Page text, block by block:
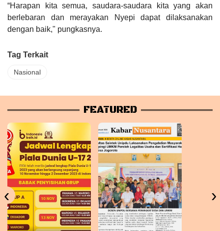
“Harapan kita semua, saudara-saudara kita yang akan
berlebaran dan merayakan Nyepi dapat dilaksanakan
dengan baik," pungkasnya.
Tag Terkait
Nasional
FEATURED
‹ ›